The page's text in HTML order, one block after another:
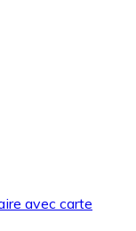
avec carte